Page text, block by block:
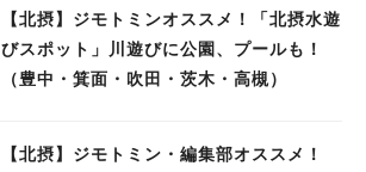
【北摂】ジモトミンオススメ！「北摂水遊
びスポット」川遊びに公園、プールも！
（豊中・箕面・吹田・茨木・高槻）
【北摂】ジモトミン・編集部オススメ！